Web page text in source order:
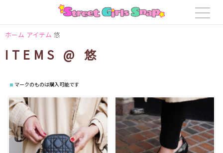
ホーム アイテム 悠
ITEMS @ 悠
マークのものは購入可能です